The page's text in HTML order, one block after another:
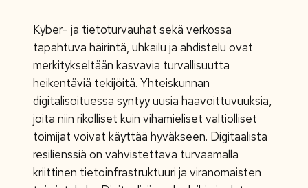
Kyber- ja tietoturvauhat sekä verkossa
tapahtuva häirintä, uhkailu ja ahdistelu ovat
merkitykseltään kasvavia turvallisuutta
heikentäviä tekijöitä. Yhteiskunnan
digitalisoituessa syntyy uusia haavoittuvuuksia,
joita niin rikolliset kuin vihamieliset valtiolliset
toimijat voivat käyttää hyväkseen. Digitaalista
resilienssiä on vahvistettava turvaamalla
kriittinen tietoinfrastruktuuri ja viranomaisten